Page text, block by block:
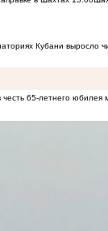
Кубани выросло
65-летнего юбилея